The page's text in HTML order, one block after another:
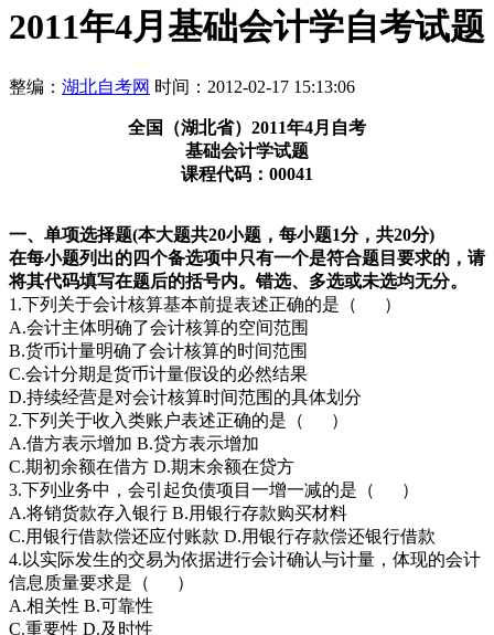
2011年4月基础会计学自考试题
整编： 湖北自考网 时间：2012-02-17 15:13:06
全国（湖北省）2011年4月自考
基础会计学试题
课程代码：00041
一、单项选择题(本大题共20小题，每小题1分，共20分)
在每小题列出的四个备选项中只有一个是符合题目要求的，请
将其代码填写在题后的括号内。错选、多选或未选均无分。
1.下列关于会计核算基本前提表述正确的是（ ）
A.会计主体明确了会计核算的空间范围
B.货币计量明确了会计核算的时间范围
C.会计分期是货币计量假设的必然结果
D.持续经营是对会计核算时间范围的具体划分
2.下列关于收入类账户表述正确的是（ ）
A.借方表示增加 B.贷方表示增加
C.期初余额在借方 D.期末余额在贷方
3.下列业务中，会引起负债项目一增一减的是（ ）
A.将销货款存入银行 B.用银行存款购买材料
C.用银行借款偿还应付账款 D.用银行存款偿还银行借款
4.以实际发生的交易为依据进行会计确认与计量，体现的会计
信息质量要求是（ ）
A.相关性 B.可靠性
C.重要性 D.及时性